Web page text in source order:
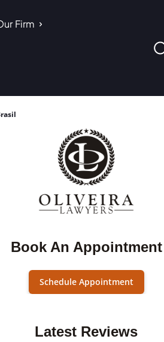
Firm
Book An Appointment
Schedule Appointment
Latest Reviews